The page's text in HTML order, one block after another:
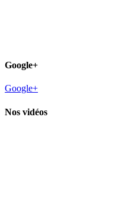
Google+
Google+
Nos vidéos